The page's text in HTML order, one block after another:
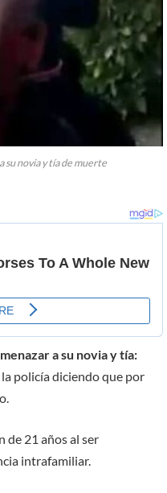
su novia y tía de muerte
a su novia y tía:
policía diciendo que por
de 21 años al ser
intrafamiliar.